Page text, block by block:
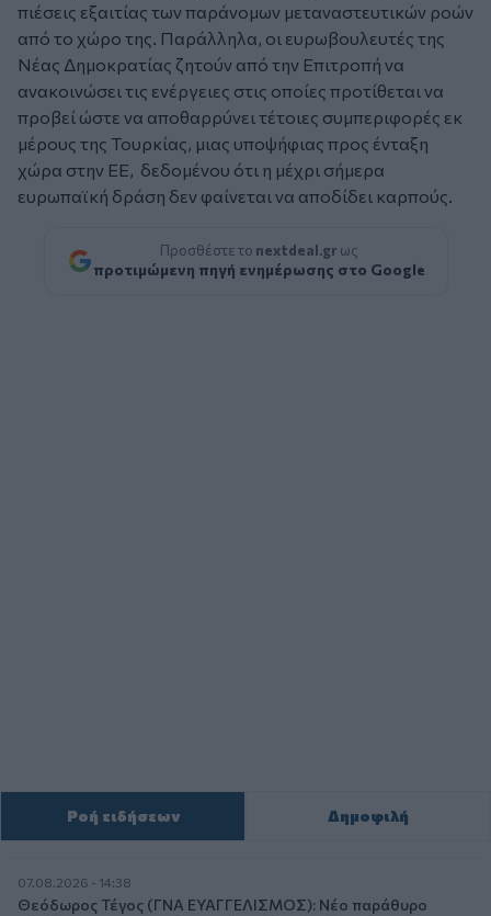
πιέσεις εξαιτίας των παράνομων μεταναστευτικών ροών
από το χώρο της. Παράλληλα, οι ευρωβουλευτές της
Νέας Δημοκρατίας ζητούν από την Επιτροπή να
ανακοινώσει τις ενέργειες στις οποίες προτίθεται να
προβεί ώστε να αποθαρρύνει τέτοιες συμπεριφορές εκ
μέρους της Τουρκίας, μιας υποψήφιας προς ένταξη
χώρα στην ΕΕ, δεδομένου ότι η μέχρι σήμερα
ευρωπαϊκή δράση δεν φαίνεται να αποδίδει καρπούς.
Προσθέστε το nextdeal.gr ως
προτιμώμενη πηγή ενημέρωσης στο Google
Ροή ειδήσεων Δημοφιλή
07.08.2026 - 14:38
Θεόδωρος Τέγος (ΓΝΑ ΕΥΑΓΓΕΛΙΣΜΟΣ): Νέο παράθυρο